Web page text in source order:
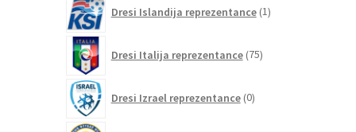
Dresi Islandija reprezentance 1izdelek
Dresi Italija reprezentance 75izdelkov
Dresi Izrael reprezentance 0izdelkov